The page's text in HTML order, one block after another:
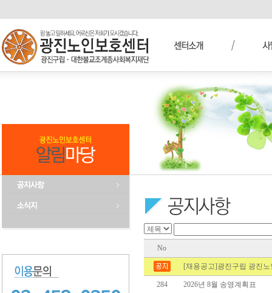
No
[채용공고]광진구립 광진
284 2026년 8월 송영계획표